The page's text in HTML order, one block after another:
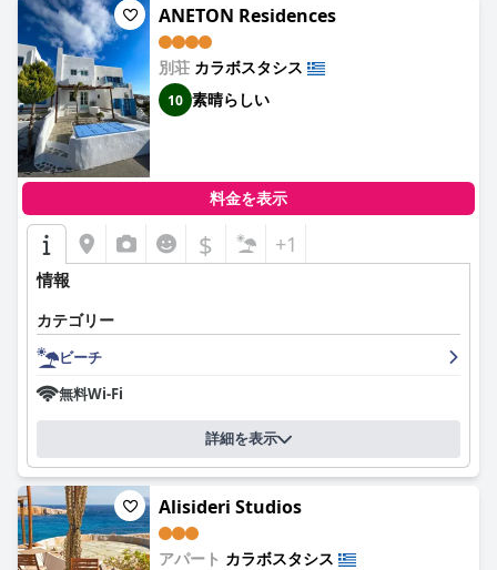
ANETON Residences
別荘 カラボスタシス
10 素晴らしい
料金を表示
$ +1
情報
カテゴリー
ビーチ
無料Wi-Fi
詳細を表示
Alisideri Studios
アパート カラボスタシス